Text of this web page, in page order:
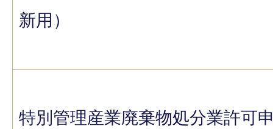
新用）
特別管理産業廃棄物処分業許可